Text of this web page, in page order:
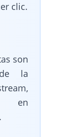
clic.
son
la
en